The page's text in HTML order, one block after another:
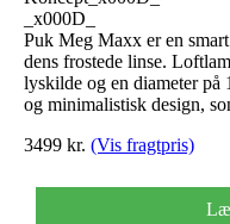
_x000D_
Puk Meg Maxx er en
dens frostede linse.
lyskilde og en diameter på
og minimalistisk design,
3499 kr. (Vis fragtpris)